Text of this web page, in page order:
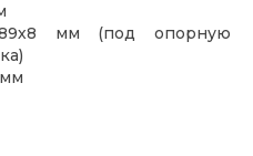
мм (под опорную